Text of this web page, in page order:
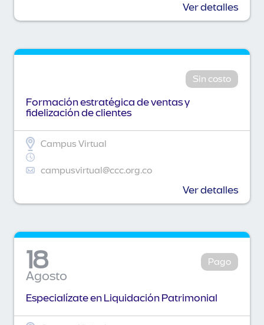
Ver detalles
Sin costo
Formación estratégica de ventas y
fidelización de clientes
Campus Virtual
campusvirtual@ccc.org.co
Ver detalles
18
Agosto
Pago
Especialízate en Liquidación Patrimonial